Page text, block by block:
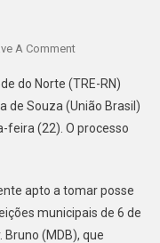
A CommentOn
ELEITORAL
GARANTE
DIPLOMAÇÃO
COMO
PREFEITO
DE
do Norte (TRE-RN)
de Souza (União Brasil)
feira (22). O processo
apto a tomar posse
municipais de 6 de
(MDB), que